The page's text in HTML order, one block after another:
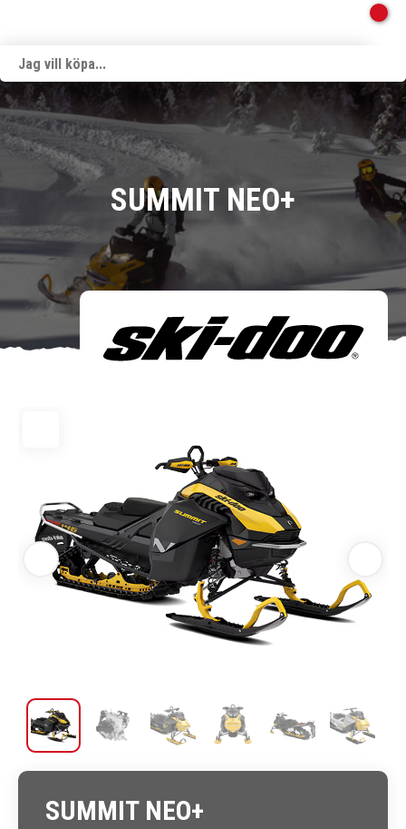
SUMMIT NEO+
SUMMIT NEO+